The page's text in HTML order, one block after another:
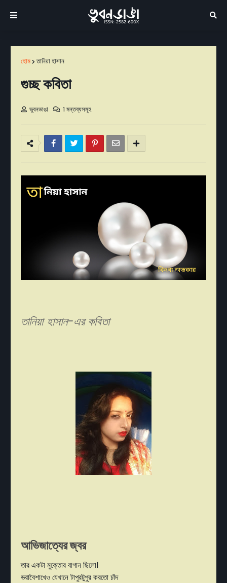
হোম তানিয়া হাসান
গুচ্ছ কবিতা
ভুবনডাঙা 1 মন্তব্যসমূহ
তানিয়া হাসান-এর কবিতা
আভিজাত্যের জ্বর
তার একটা মুক্তোর বাগান ছিলো।
ভরাবৈশাখেও যেখানে টাপুরটুপুর করতো চাঁদ